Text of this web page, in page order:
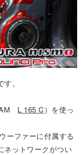
。
L 165 C）を使っ
ーファーに付属する
ネットワークがつい